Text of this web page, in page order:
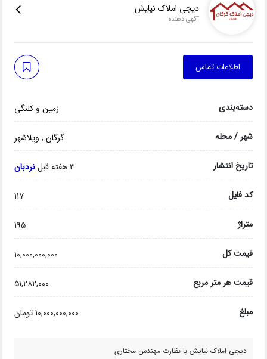
دیجی املاک نیایش
آگهی دهنده
اطلاعات تماس
دسته‌بندی زمین و کلنگی
شهر / محله گرگان, ویلاشهر
تاریخ انتشار 3 هفته قبل نردبان
کد فایل 117
متراژ 195
قیمت کل ۱۰,۰۰۰,۰۰۰,۰۰۰
قیمت هر متر مربع ۵۱,۲۸۲,۰۰۰
مبلغ 10,000,000,000 تومان
دیجی املاک نیایش با نظارت مهندس مختاری